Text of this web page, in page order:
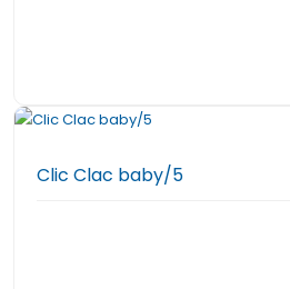
Clic Clac baby/5